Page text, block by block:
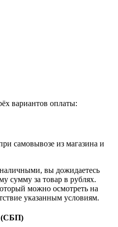
вариантов оплаты:
самовывозе из магазина и
вы дожидаетесь
сумму за товар в рублях.
можно осмотреть на
указанным условиям.
(СБП)